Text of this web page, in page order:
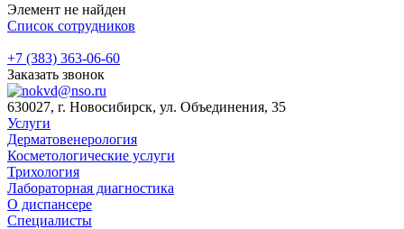
Элемент не найден
Список сотрудников
+7 (383) 363-06-60
Заказать звонок
630027, г. Новосибирск, ул. Объединения, 35
Услуги
Дерматовенерология
Косметологические услуги
Трихология
Лабораторная диагностика
О диспансере
Специалисты